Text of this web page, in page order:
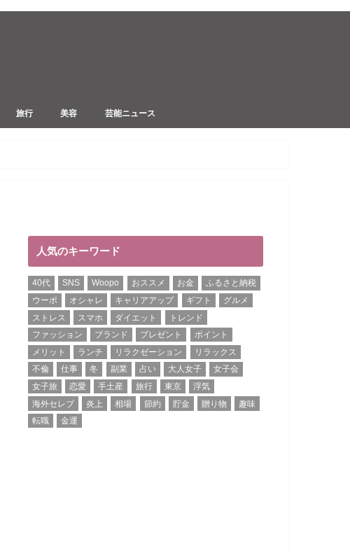
旅行 美容 芸能ニュース
人気のキーワード
40代 SNS Woopo おススメ お金
ふるさと納税
ウーポ
オシャレ キャリアアップ ギフト
グルメ
ストレス
スマホ ダイエット
トレンド
ファッション
ブランド プレゼント
ポイント
メリット
ランチ リラクゼーション
リラックス
不倫
仕事 冬 副業 占い 大人女子
女子会
女子旅
恋愛 手土産 旅行 東京
浮気
海外セレブ
炎上 相場 節約 貯金 贈り物
趣味
転職
金運